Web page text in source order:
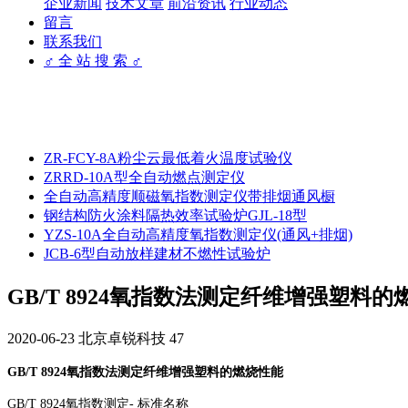
留言
联系我们
♂ 全 站 搜 索 ♂
ZR-FCY-8A粉尘云最低着火温度试验仪
ZRRD-10A型全自动燃点测定仪
全自动高精度顺磁氧指数测定仪带排烟通风橱
钢结构防火涂料隔热效率试验炉GJL-18型
YZS-10A全自动高精度氧指数测定仪(通风+排烟)
JCB-6型自动放样建材不燃性试验炉
GB/T 8924氧指数法测定纤维增强塑料的
2020-06-23 北京卓锐科技 47
GB/T 8924氧指数法测定纤维增强塑料的燃烧性能
GB/T 8924氧指数测定- 标准名称